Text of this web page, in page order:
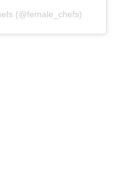
(@female_chefs)